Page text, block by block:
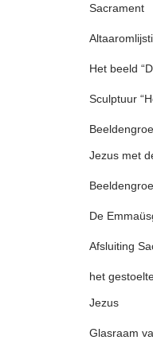
Sacrament
Het beeld
Sculptuur
Jezus met
De
Afsluiting
het
Jezus
Glasraam